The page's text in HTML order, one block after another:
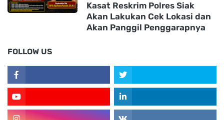
Kasat Reskrim Polres Siak
Akan Lakukan Cek Lokasi dan
Akan Panggil Penggarapnya
FOLLOW US